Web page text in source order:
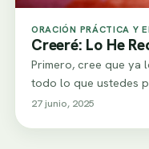
ORACIÓN PRÁCTICA Y
Creeré: Lo He
Primero, cree que ya
todo lo que ustedes
27 junio, 2025